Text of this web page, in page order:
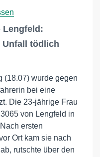
Lengfeld:
Unfall tödlich
(18.07) wurde gegen
bei eine
Die 23-jährige Frau
von Lengfeld in
ersten
Ort kam sie nach
rutschte über den